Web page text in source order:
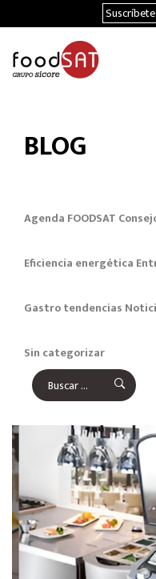
BLOG
Agenda FOODSAT
Eficiencia energética
Gastro tendencias
Sin categorizar